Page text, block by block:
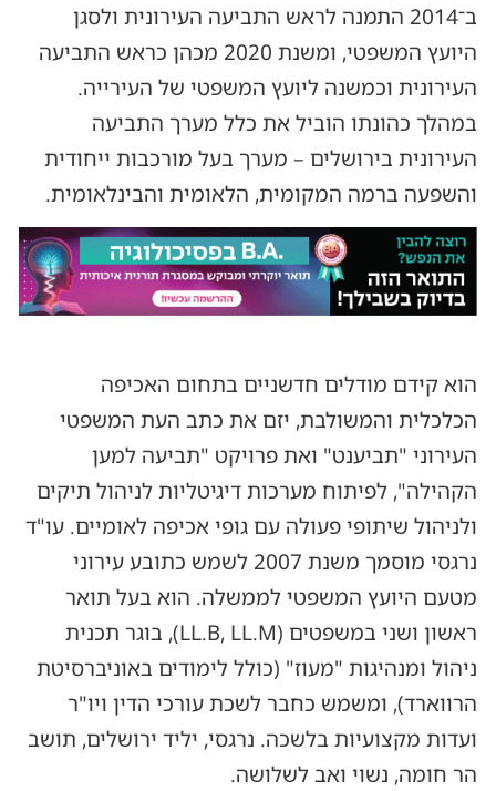
ב־2014 התמנה לראש התביעה העירונית ולסגן
היועץ המשפטי, ומשנת 2020 מכהן כראש התביעה
העירונית וכמשנה ליועץ המשפטי של העירייה.
במהלך כהונתו הוביל את כלל מערך התביעה
העירונית בירושלים – מערך בעל מורכבות ייחודית
והשפעה ברמה המקומית, הלאומית והבינלאומית.
הוא קידם מודלים חדשניים בתחום האכיפה
הכלכלית והמשולבת, יזם את כתב העת המשפטי
העירוני "תביענט" ואת פרויקט "תביעה למען
הקהילה", לפיתוח מערכות דיגיטליות לניהול תיקים
ולניהול שיתופי פעולה עם גופי אכיפה לאומיים. עו"ד
נרגסי מוסמך משנת 2007 לשמש כתובע עירוני
מטעם היועץ המשפטי לממשלה. הוא בעל תואר
ראשון ושני במשפטים (LL.B, LL.M), בוגר תכנית
ניהול ומנהיגות "מעוז" (כולל לימודים באוניברסיטת
הרווארד), ומשמש כחבר לשכת עורכי הדין ויו"ר
ועדות מקצועיות בלשכה. נרגסי, יליד ירושלים, תושב
הר חומה, נשוי ואב לשלושה.